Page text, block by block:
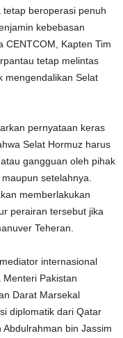
beroperasi penuh
kebebasan
CENTCOM, Kapten Tim
tetap melintas
mengendalikan Selat
pernyataan keras
Selat Hormuz harus
gangguan oleh pihak
setelahnya.
memberlakukan
perairan tersebut jika
Teheran.
internasional
Pakistan
Darat Marsekal
diplomatik dari Qatar
bin Jassim